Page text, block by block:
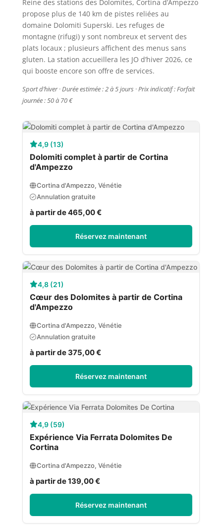
Reine des stations des Dolomites, Cortina d’Ampezzo
propose plus de 140 km de pistes reliées au
domaine Dolomiti Superski. Les refuges de
montagne (rifugi) y sont nombreux et servent des
plats locaux ; plusieurs affichent des menus sans
gluten. La station accueillera les JO d’hiver 2026, ce
qui booste encore son offre de services.
Sport d’hiver · Durée estimée : 2 à 5 jours · Prix indicatif : Forfait
journée : 50 à 70 €
4,9 (13)
Dolomiti complet à partir de Cortina
d'Ampezzo
Cortina d'Ampezzo, Vénétie
Annulation gratuite
à partir de 465,00 €
Réservez maintenant
4,8 (21)
Cœur des Dolomites à partir de Cortina
d'Ampezzo
Cortina d'Ampezzo, Vénétie
Annulation gratuite
à partir de 375,00 €
Réservez maintenant
4,9 (59)
Expérience Via Ferrata Dolomites De
Cortina
Cortina d'Ampezzo, Vénétie
à partir de 139,00 €
Réservez maintenant